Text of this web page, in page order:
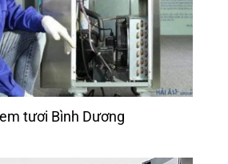
tươi Bình Dương